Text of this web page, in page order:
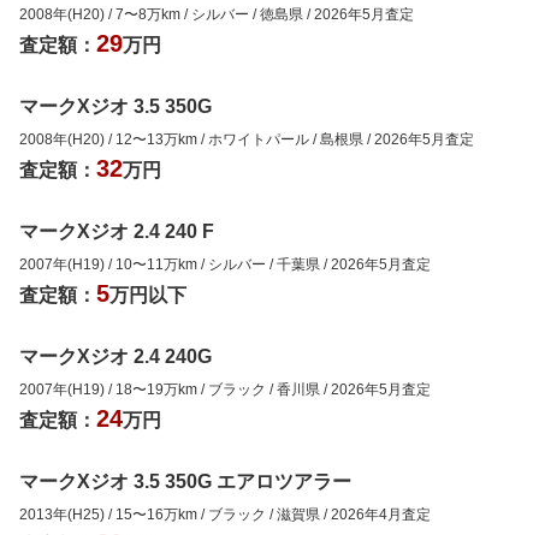
2008年(H20) /7〜8万km / シルバー /徳島県 /2026年5月査定
査定額： 29万円
マークXジオ 3.5 350G
2008年(H20) / 12〜13万km / ホワイトパール /島根県 /2026年5月査定
査定額： 32万円
マークXジオ 2.4 240 F
2007年(H19) / 10〜11 万km / シルバー /千葉県 /2026年5月査定
査定額： 5万円以下
マークXジオ 2.4 240G
2007年(H19) / 18〜19万km / ブラック /香川県 /2026年5月査定
査定額： 24万円
マークXジオ 3.5 350G エアロツアラー
2013年(H25) / 15〜16万km / ブラック /滋賀県 /2026年4月査定